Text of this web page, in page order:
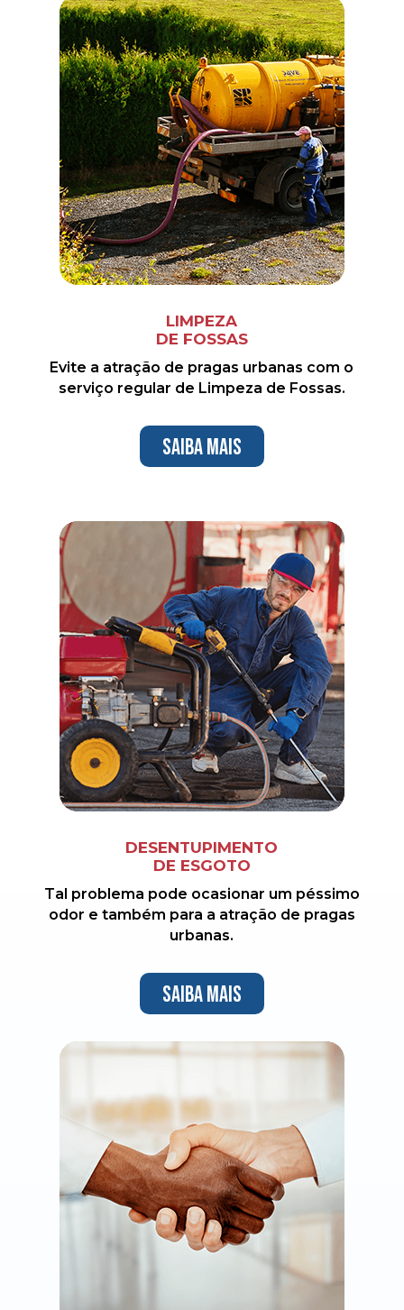
LIMPEZA
DE FOSSAS
Evite a atração de pragas urbanas com o
serviço regular de Limpeza de Fossas.
Saiba mais
DESENTUPIMENTO
DE ESGOTO
Tal problema pode ocasionar um péssimo
odor e também para a atração de pragas
urbanas.
Saiba mais